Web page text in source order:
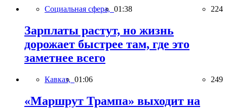
Социальная сфера, 01:38 224
Зарплаты растут, но жизнь
дорожает быстрее там, где это
заметнее всего
Кавказ, 01:06 249
«Маршрут Трампа» выходит на